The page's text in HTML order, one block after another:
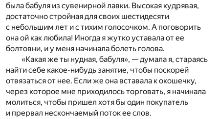
была бабуля из сувенирной лавки. Высокая кудрявая,
достаточно стройная для своих шестидесяти
с небольшим лет и с тихим голосочком. А поговорить
она ой как любила! Иногда я жутко уставала от ее
болтовни, и у меня начинала болеть голова.
«Какая же ты нудная, бабуля», — думала я, стараясь
найти себе какое-нибудь занятие, чтобы поскорей
отвязаться от нее. Если же она вставала к окошечку,
через которое мне приходилось торговать, я начинала
молиться, чтобы пришел хотя бы один покупатель
и прервал нескончаемый поток ее слов.